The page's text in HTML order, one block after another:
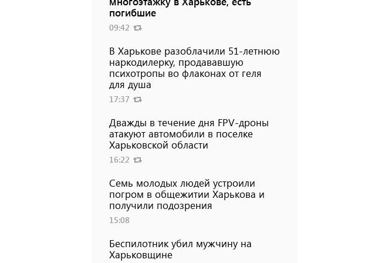
погибшие
09:42
В Харькове разоблачили 51-летнюю
наркодилерку, продававшую
психотропы во флаконах от геля
для душа
17:37
Дважды в течение дня FPV-дроны
атакуют автомобили в поселке
Харьковской области
16:22
Семь молодых людей устроили
погром в общежитии Харькова и
получили подозрения
15:08
Беспилотник убил мужчину на
Харьковщине